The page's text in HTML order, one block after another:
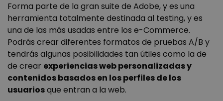
Forma parte de la gran suite de Adobe, y es una
herramienta totalmente destinada al testing, y es
una de las más usadas entre los e-Commerce.
Podrás crear diferentes formatos de pruebas A/B y
tendrás algunas posibilidades tan útiles como la de
de crear experiencias web personalizadas y
contenidos basados en los perfiles de los
usuariosque entran a la web.
wordpress_test_cookie
Automattic Inc.
wanatopacademy.es
Sesión
Política de Privacidad de Google